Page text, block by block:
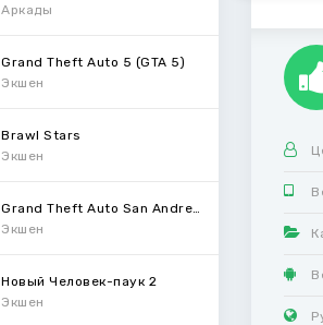
Аркады
Grand Theft Auto 5 (GTA 5)
Экшен
Brawl Stars
Экшен
Экшен
Новый Человек-паук 2
Экшен